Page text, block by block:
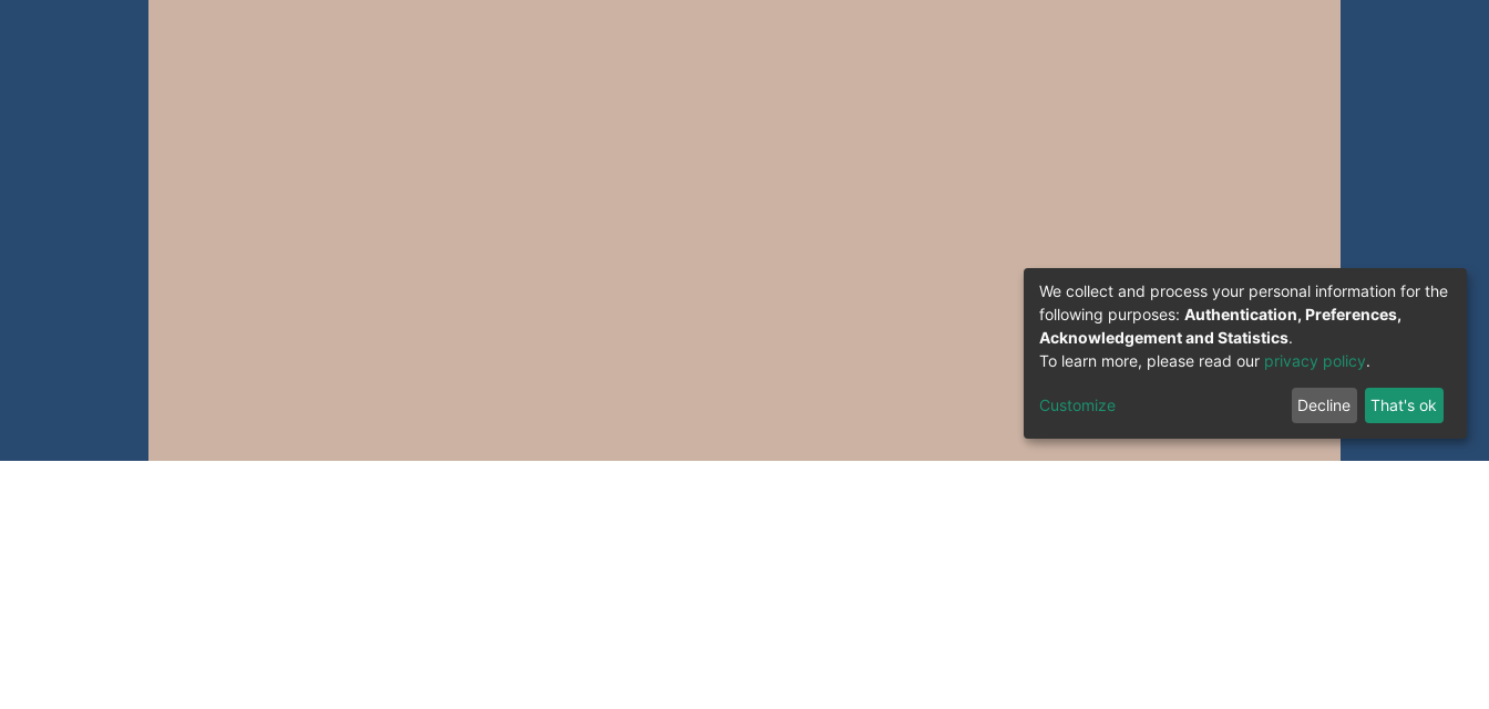
We collect and process your personal information for the
following purposes: Authentication, Preferences,
Acknowledgement and Statistics.
To learn more, please read our privacy policy.
Customize Decline That's ok